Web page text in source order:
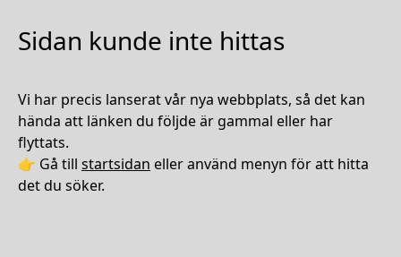
Sidan kunde inte hittas
Vi har precis lanserat vår nya webbplats, så det kan
hända att länken du följde är gammal eller har
flyttats.
👉 Gå till startsidan eller använd menyn för att hitta
det du söker.